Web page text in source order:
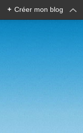
+ Créer mon blog